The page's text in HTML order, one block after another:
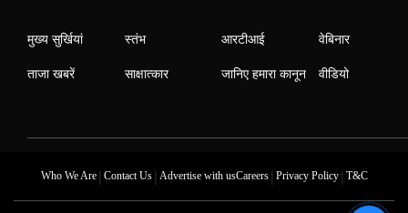
मुख्य सुर्खियां
ताजा खबरें
स्तंभ
साक्षात्कार
आरटीआई
जानिए हमारा कानून
वेबिनार
वीडियो
Who We Are| Contact Us| Advertise with usCareers| Privacy Policy| T&C